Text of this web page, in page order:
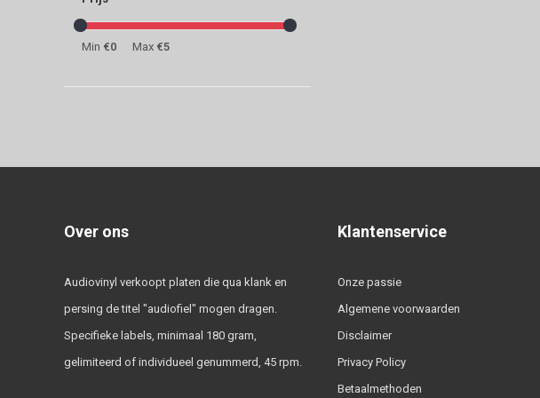
Min €0 Max €5
Over ons
Audiovinyl verkoopt platen die qua klank en
persing de titel "audiofiel" mogen dragen.
Specifieke labels, minimaal 180 gram,
gelimiteerd of individueel genummerd, 45 rpm.
Klantenservice
Onze passie
Algemene voorwaarden
Disclaimer
Privacy Policy
Betaalmethoden